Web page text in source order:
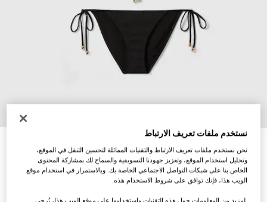
ثوب سباحة بيكيني من الجيرسي البرّاق
€ 870
نستخدم ملفات تعريف الارتباط
نحن نستخدم ملفات تعريف الارتباط والتقنيات المماثلة لتحسين التنقل في الموقع،
وتحليل استخدام الموقع، وتعزيز جهودنا التسويقية والسماح لك بمشاركة المحتوى
الخاص بنا على شبكات التواصل الاجتماعي الخاصة بك. وبالاستمرار في استخدام موقع
الويب هذا، فإنك توافق على شروط الاستخدام هذه.